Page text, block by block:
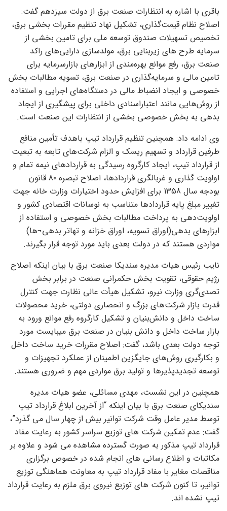
باقری با اشاره به انتظارات صنعت برق از دولت سیزدهم گفت:
اصلاح نظام قیمت‌گذاری، تشکیل نهاد تنظیم مقررات بخشی برق،
تخصیص تسهیلات صندوق توسعه ملی برای تامین بخشی از
سرمایه طرح های زیربنایی برق، مولدسازی دارایی‌های راکد
صنعت برق، رفع موانع بهره‌مندی از ابزارهای بازارسرمایه برای
تامین مالی و سرمایه‌گذاری در صنعت برق، تسویه مطالبات بخش
خصوصی و ایجاد انضباط مالی در دستگاه‌های اجرایی و استفاده
از روش‌هایی مانند اعتباراسنادی داخلی برای پیشگیری از ایجاد
بدهی به بخش خصوصی بخشی از انتظارات این صنعت است.
وی ادامه داد: همچنین تنظیم قرارداد تیپ باهدف تأمین منافع
طرفین قرارداد و تسهیم ریسک و الزام شرکت‌های تابعه به تبعیت
از قرارداد تیپ، ایجاد کارگروه رسیدگی به قراردادهای نیمه تمام و
اولویت گذاری و غربالگری قراردادها، اصلاح تبصره 80 قانون
بودجه سال 1358 برای افزایش حدود اختیارات وزارت خانه جهت
تغییر مبلغ پایه قراردادها متناسب به نوسانات اقتصادی کشور و
اولویت‌دهی به پرداخت مطالبات بخش خصوصی و استفاده از
ابزارهای بدهی(اوراق تسویه، اوراق خزانه و تهاتر بدهی¬ها)
مواردی هستند که در دولت بعدی باید مورد توجه قرار بگیرند.
نایب رئیس هیات مدیره سندیکا صنعت برق با بیان اینکه اصلاح
رژیم حقوقی، تقویت بخش حکمرانی صنعت در برابر بخش
تصدی‌گری وزارت نیرو، تشکیل هیأت عالی نظارت جهت کنترل
قدرت بازار شرکت‌های بزرگ و انحصاری دولتی، خرید محصولات
ساخت داخل و دانش‌بنیان و تشکیل کارگروه رفع موانع ورود به
بازار ساخت داخل و دانش بنیان در صنعت برق میبایست مورد
توجه دولت بعدی باشد، گفت: اصلاح مقررات خرید ساخت داخل
و بکارگیری روش‌های جایگزین اطمینان از عملکرد تجهیزات و
توسعه تجدیدپذیرها و تولید برق مواردی مهم و ضروری هستند.
همچنین در این نشست، مهدی مسائلی، عضو هیات مدیره
سندیکای صنعت برق با بیان اینکه “از آخرین ابلاغ قرارداد تیپ
توسط مدیر عامل وقت شرکت توانیر بیش از چهار سال می گذرد”،
گفت: عدم تمکین شرکت های توزیع سراسر کشور به رعایت مفاد
قرارداد تیپ مذکور به صورت گسترده مشاهده می شود و علاوه بر
مکاتبات و اطلاع رسانی های انجام شده در خصوص برگزاری
مناقصات مغایر با مفاد قرارداد تیپ به معاونت هماهنگی توزیع
توانیر، تا کنون شرکت های توزیع نیروی برق ملزم به رعایت قرارداد
تیپ نشده اند.